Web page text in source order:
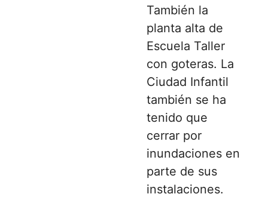
También la
planta alta de
Escuela Taller
con goteras. La
Ciudad Infantil
también se ha
tenido que
cerrar por
inundaciones en
parte de sus
instalaciones.